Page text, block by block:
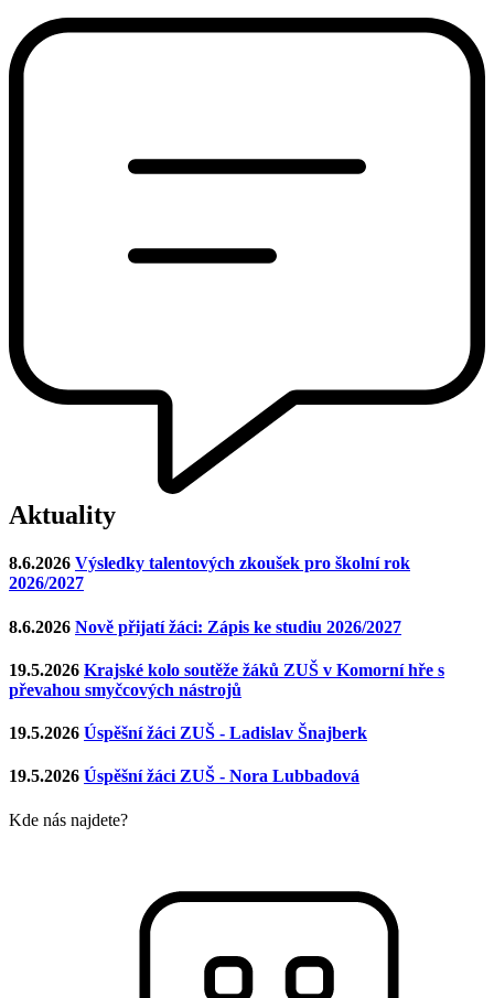
Aktuality
8.6.2026 Výsledky talentových zkoušek pro školní rok
2026/2027
8.6.2026 Nově přijatí žáci: Zápis ke studiu 2026/2027
19.5.2026 Krajské kolo soutěže žáků ZUŠ v Komorní hře s
převahou smyčcových nástrojů
19.5.2026 Úspěšní žáci ZUŠ - Ladislav Šnajberk
19.5.2026 Úspěšní žáci ZUŠ - Nora Lubbadová
Kde nás najdete?